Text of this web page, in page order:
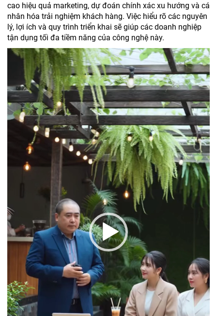
cao hiệu quả marketing, dự đoán chính xác xu hướng và cá
nhân hóa trải nghiệm khách hàng. Việc hiểu rõ các nguyên
lý, lợi ích và quy trình triển khai sẽ giúp các doanh nghiệp
tận dụng tối đa tiềm năng của công nghệ này.
Trình
Video